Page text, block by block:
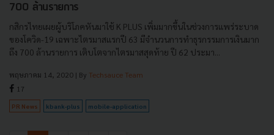
700 ล้านรายการ
กสิกรไทยเผยผู้บริโภคหันมาใช้ K PLUS เพิ่มมากขึ้นในช่วงการแพร่ระบาด
ของโควิด-19 เฉพาะไตรมาสแรกปี 63 มีจำนวนการทำธุรกรรมการเงินมาก
ถึง 700 ล้านรายการ เติบโตจากไตรมาสสุดท้าย ปี 62 ประมา...
พฤษภาคม 14, 2020 | By Techsauce Team
17
PR News kbank-plus mobile-application